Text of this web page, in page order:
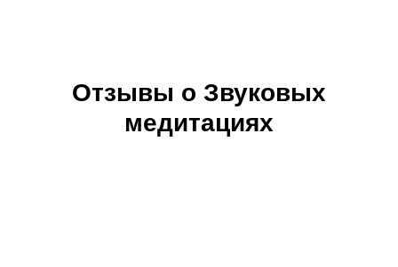
Отзывы о Звуковых
медитациях